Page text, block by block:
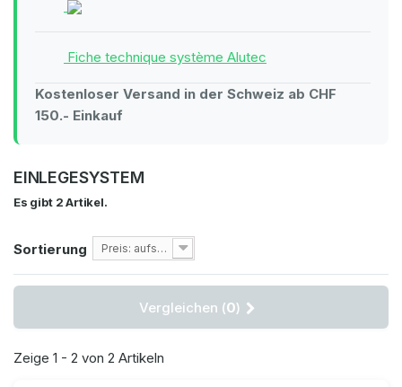
Fiche technique système Alutec
Kostenloser Versand in der Schweiz ab CHF
150.- Einkauf
EINLEGESYSTEM
Es gibt 2 Artikel.
Sortierung Preis: aufsteigend
Vergleichen (0)
Zeige 1 - 2 von 2 Artikeln